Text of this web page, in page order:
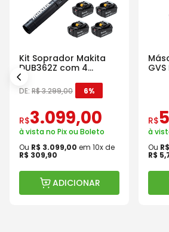
Kit Soprador Makita
DUB362Z com 4
Baterias Carregador e
Maleta
DE: R$3.299,00 6%
R$3.099,00
à vista no Pix ou Boleto
Ou R$ 3.099,00 em 10x de
R$ 309,90
ADICIONAR
R$5
à
Ou R$
R$ 5,